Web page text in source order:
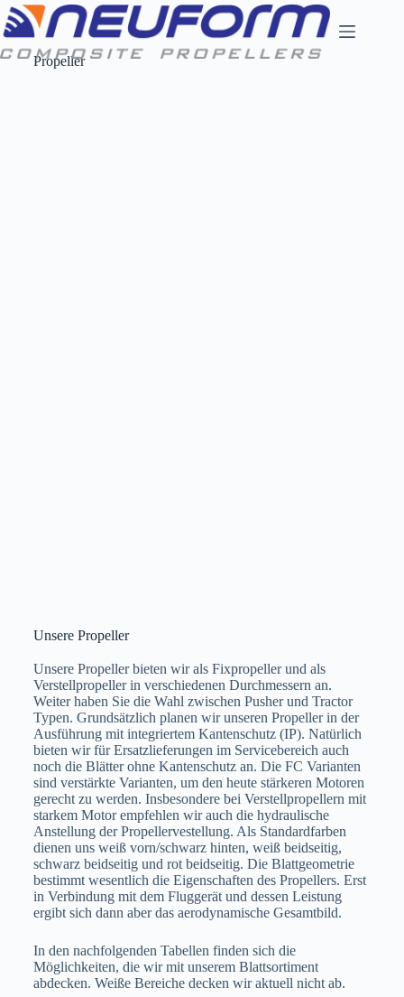
Propeller
Unsere Propeller
Unsere Propeller bieten wir als Fixpropeller und als
Verstellpropeller in verschiedenen Durchmessern an.
Weiter haben Sie die Wahl zwischen Pusher und Tractor
Typen. Grundsätzlich planen wir unseren Propeller in der
Ausführung mit integriertem Kantenschutz (IP). Natürlich
bieten wir für Ersatzlieferungen im Servicebereich auch
noch die Blätter ohne Kantenschutz an. Die FC Varianten
sind verstärkte Varianten, um den heute stärkeren Motoren
gerecht zu werden. Insbesondere bei Verstellpropellern mit
starkem Motor empfehlen wir auch die hydraulische
Anstellung der Propellervestellung. Als Standardfarben
dienen uns weiß vorn/schwarz hinten, weiß beidseitig,
schwarz beidseitig und rot beidseitig. Die Blattgeometrie
bestimmt wesentlich die Eigenschaften des Propellers. Erst
in Verbindung mit dem Fluggerät und dessen Leistung
ergibt sich dann aber das aerodynamische Gesamtbild.
In den nachfolgenden Tabellen finden sich die
Möglichkeiten, die wir mit unserem Blattsortiment
abdecken. Weiße Bereiche decken wir aktuell nicht ab.